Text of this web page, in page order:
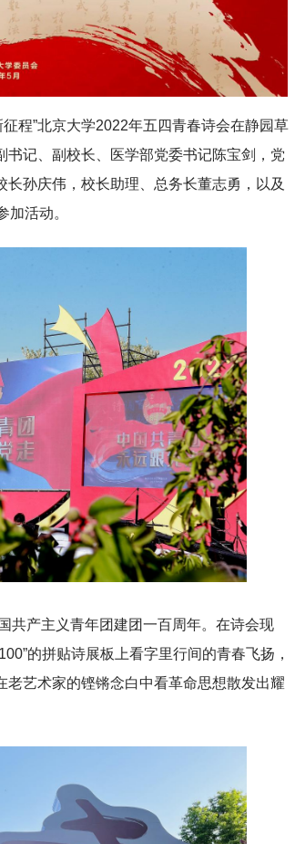
程”北京大学2022年五四青春诗会在静园草
记、副校长、医学部党委书记陈宝剑，党
孙庆伟，校长助理、总务长董志勇，以及
活动。
共产主义青年团建团一百周年。在诗会现
的拼贴诗展板上看字里行间的青春飞扬，
艺术家的铿锵念白中看革命思想散发出耀